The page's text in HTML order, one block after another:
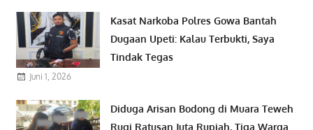
Kasat Narkoba Polres Gowa Bantah
Dugaan Upeti: Kalau Terbukti, Saya
Tindak Tegas
Juni 1, 2026
Diduga Arisan Bodong di Muara Teweh
Rugi Ratusan Juta Rupiah, Tiga Warga